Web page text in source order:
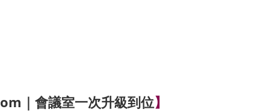
｜會議室一次升級到位】